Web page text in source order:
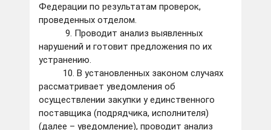
Федерации по результатам проверок,
проведенных отделом.
9. Проводит анализ выявленных
нарушений и готовит предложения по их
устранению.
10. В установленных законом случаях
рассматривает уведомления об
осуществлении закупки у единственного
поставщика (подрядчика, исполнителя)
(далее – уведомление), проводит анализ